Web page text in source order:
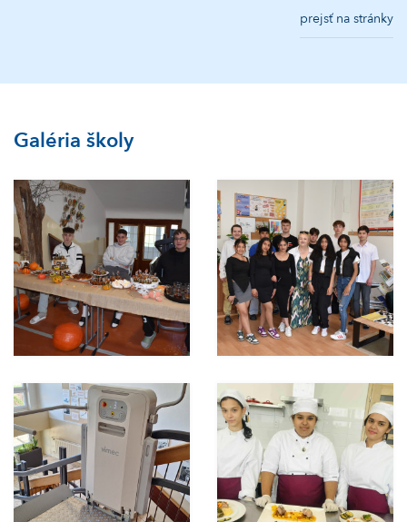
prejsť na stránky
Galéria školy